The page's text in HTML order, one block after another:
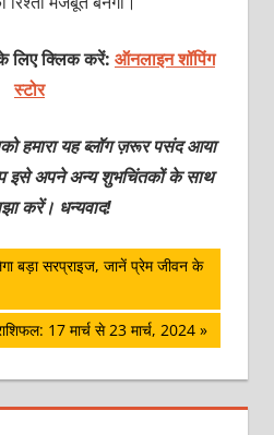
के लिए क्लिक करें: ऑनलाइन शॉपिंग
स्टोर
हमारा यह ब्लॉग ज़रूर पसंद आया
इसे अपने अन्य शुभचिंतकों के साथ
करें। धन्यवाद!
बड़ा सरप्राइज, जानें प्रेम जीवन के
17 मार्च से 23 मार्च, 2024